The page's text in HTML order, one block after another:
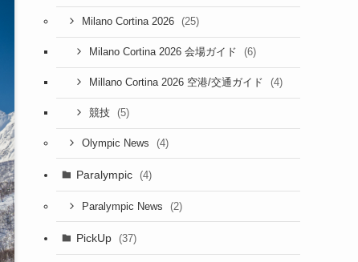
Milano Cortina 2026 (25)
Milano Cortina 2026 会場ガイド (6)
Millano Cortina 2026 空港/交通ガイド (4)
競技 (5)
Olympic News (4)
Paralympic (4)
Paralympic News (2)
PickUp (37)